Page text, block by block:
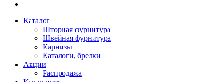
Каталог
Шторная фурнитура
Швейная фурнитура
Карнизы
Каталоги, брелки
Акции
Распродажа